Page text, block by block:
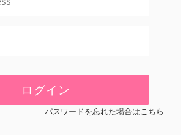
パスワードを忘れた場合はこちら